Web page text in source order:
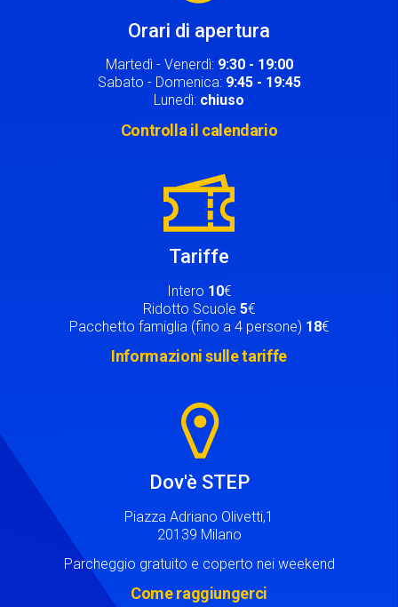
Orari di apertura
Martedì - Venerdì: 9:30 - 19:00
Sabato - Domenica: 9:45 - 19:45
Lunedì: chiuso
Controlla il calendario
Tariffe
Intero 10€
Ridotto Scuole 5€
Pacchetto famiglia (fino a 4 persone) 18€
Informazioni sulle tariffe
Dov'è STEP
Piazza Adriano Olivetti,1
20139 Milano
Parcheggio gratuito e coperto nei weekend
Come raggiungerci